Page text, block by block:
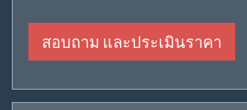
สอบถาม และประเมินราคา